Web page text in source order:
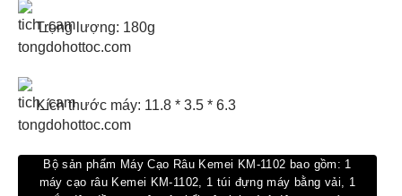
Trọng lượng: 180g
Kích thước máy: 11.8 * 3.5 * 6.3
Bộ sản phẩm Máy Cạo Râu Kemei KM-1102 bao gồm: 1
máy cạo râu Kemei KM-1102, 1 túi đựng máy bằng vải, 1